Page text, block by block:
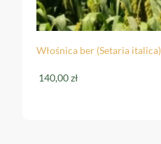
Włośnica ber (Setaria
140,00zł